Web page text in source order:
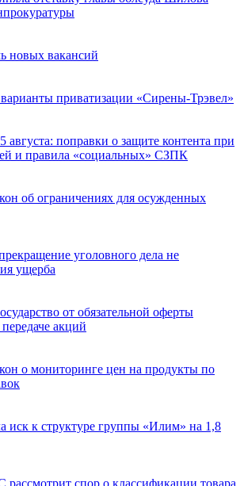
новых вакансий
приватизации «Сирены-Трэвел»
августа: поправки о защите контента при
и правила «социальных» СЗПК
об ограничениях для осужденных
уголовного дела не
ущерба
от обязательной оферты
акций
о мониторинге цен на продукты по
иск к структуре группы «Илим» на 1,8
спор о классификации товара